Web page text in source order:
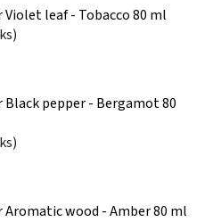
Violet leaf - Tobacco 80 ml
Black pepper - Bergamot 80
Aromatic wood - Amber 80 ml